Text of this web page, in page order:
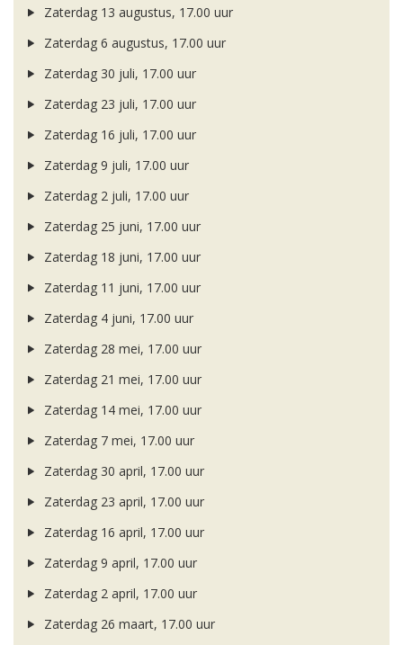
Zaterdag 13 augustus, 17.00 uur
Zaterdag 6 augustus, 17.00 uur
Zaterdag 30 juli, 17.00 uur
Zaterdag 23 juli, 17.00 uur
Zaterdag 16 juli, 17.00 uur
Zaterdag 9 juli, 17.00 uur
Zaterdag 2 juli, 17.00 uur
Zaterdag 25 juni, 17.00 uur
Zaterdag 18 juni, 17.00 uur
Zaterdag 11 juni, 17.00 uur
Zaterdag 4 juni, 17.00 uur
Zaterdag 28 mei, 17.00 uur
Zaterdag 21 mei, 17.00 uur
Zaterdag 14 mei, 17.00 uur
Zaterdag 7 mei, 17.00 uur
Zaterdag 30 april, 17.00 uur
Zaterdag 23 april, 17.00 uur
Zaterdag 16 april, 17.00 uur
Zaterdag 9 april, 17.00 uur
Zaterdag 2 april, 17.00 uur
Zaterdag 26 maart, 17.00 uur